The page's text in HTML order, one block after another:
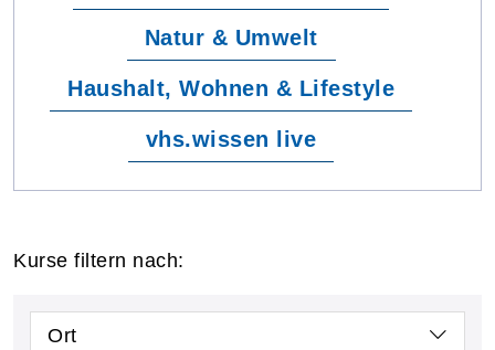
Natur & Umwelt
Haushalt, Wohnen & Lifestyle
vhs.wissen live
Kurse filtern nach:
Ort